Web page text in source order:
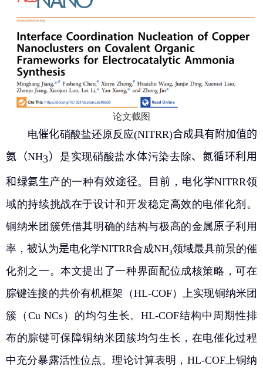
教职工
校友
考生
办事大厅
西华易班
图书馆
论文截图
电催化硝酸盐还原反应(NITRR)合成具有附加值的
氨 （NH3） 是实现硝酸盐水体污染去除、 氮循环利用
和绿氨生产的一种有效途径。 目前 ， 电化学NITRR领
域的持续挑战在于设计和开发稳定高效的电催化剂。
铜纳米团簇凭借其明确的结构与极高的金属原子利用
率， 被认为是电化学NITRR合成NH₃领域最具前景的催
化剂之一。本文提出 了一种界面配位成核策略，可在
腙键连接的共价有机框架（HL-COF）上实现铜纳米团
簇（ Cu NCs）的均匀生长。HL-COF结构中周期性排
布的腙键可保障铜纳米团簇均匀生长，在电催化过程
中充分暴露活性位点。理论计算表明， HL-COF上铜纳